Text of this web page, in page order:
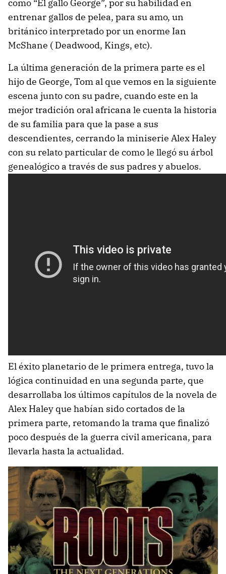
como “El gallo George”, por su habilidad en
entrenar gallos de pelea, para su amo, un
británico interpretado por un enorme Ian
McShane ( Deadwood, Kings, etc).
La última generación de la primera parte es el
hijo de George, Tom al que vemos en la siguiente
escena junto con su padre, cuando este en la
mejor tradición oral africana le cuenta la historia
de su familia para que la pase a sus
descendientes, cerrando la miniserie Alex Haley
con su relato particular de como le llegó su árbol
genealógico a través de sus padres y abuelos.
El éxito planetario de le primera entrega, tuvo la
lógica continuidad en una segunda parte, que
desarrollaba los últimos capítulos de la novela de
Alex Haley que habían sido cortados de la
primera parte, retomando la trama que finalizó
poco después de la guerra civil americana, para
llevarla hasta la actualidad.